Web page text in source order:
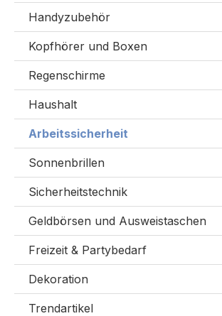
Handyzubehör
Kopfhörer und Boxen
Regenschirme
Haushalt
Arbeitssicherheit
Sonnenbrillen
Sicherheitstechnik
Geldbörsen und Ausweistaschen
Freizeit & Partybedarf
Dekoration
Trendartikel